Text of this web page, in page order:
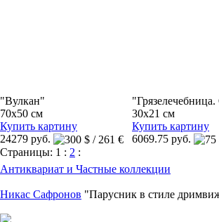
"Вулкан"
70x50 см
Купить картину
24279 руб.
30x21 см
Купить картину
6069.75 руб.
Страницы: 1 : 2 :
Антиквариат и Частные коллекции
Никас Сафронов "Парусник в стиле